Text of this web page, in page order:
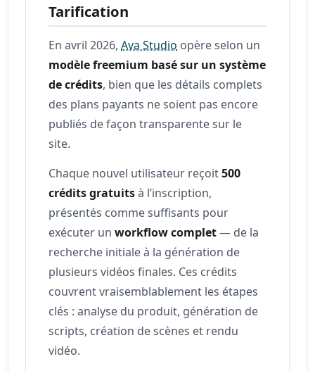
Tarification
En avril 2026,Ava Studio opère selon un
modèle freemium basé sur un système
de crédits, bien que les détails complets
des plans payants ne soient pas encore
publiés de façon transparente sur le
site.
Chaque nouvel utilisateur reçoit500
crédits gratuitsà l’inscription,
présentés comme suffisants pour
exécuter unworkflow complet— de la
recherche initiale à la génération de
plusieurs vidéos finales. Ces crédits
couvrent vraisemblablement les étapes
clés : analyse du produit, génération de
scripts, création de scènes et rendu
vidéo.